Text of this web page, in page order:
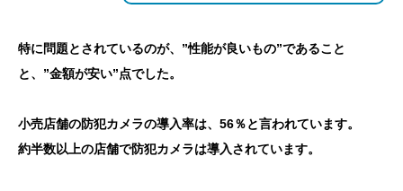
特に問題とされているのが、”性能が良いもの”であること
と、”金額が安い”点でした。
小売店舗の防犯カメラの導入率は、56％と言われています。
約半数以上の店舗で防犯カメラは導入されています。